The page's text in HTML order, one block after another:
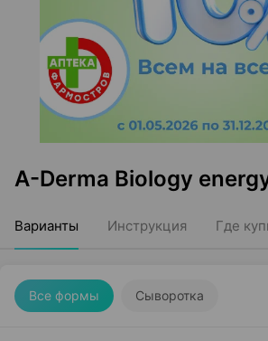
A-Derma Biology
Варианты Инструкция Где
Все формы Сыворотка